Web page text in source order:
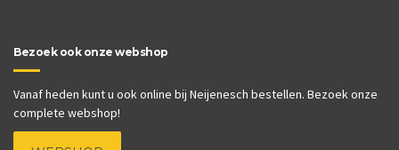
Bezoek ook onze webshop
Vanaf heden kunt u ook online bij Neijenesch bestellen. Bezoek onze
complete webshop!